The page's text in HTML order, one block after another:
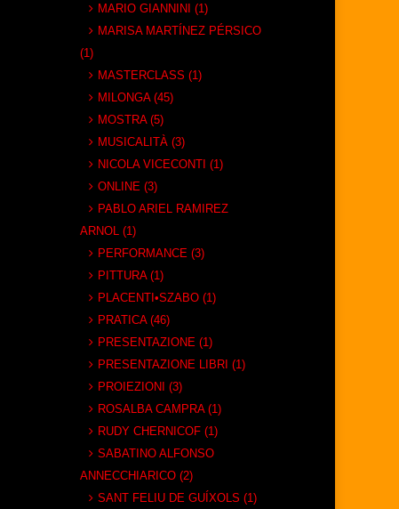
MARIO GIANNINI (1)
MARISA MARTÍNEZ PÉRSICO
(1)
MASTERCLASS (1)
MILONGA (45)
MOSTRA (5)
MUSICALITÀ (3)
NICOLA VICECONTI (1)
ONLINE (3)
PABLO ARIEL RAMIREZ
ARNOL (1)
PERFORMANCE (3)
PITTURA (1)
PLACENTI•SZABO (1)
PRATICA (46)
PRESENTAZIONE (1)
PRESENTAZIONE LIBRI (1)
PROIEZIONI (3)
ROSALBA CAMPRA (1)
RUDY CHERNICOF (1)
SABATINO ALFONSO
ANNECCHIARICO (2)
SANT FELIU DE GUÍXOLS (1)